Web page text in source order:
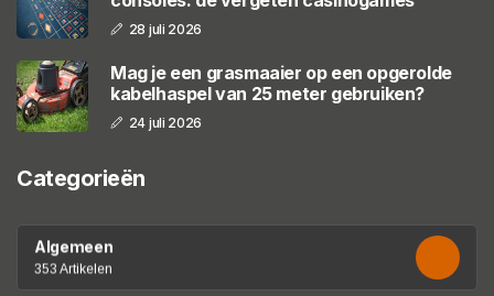
28 juli 2026
Mag je een grasmaaier op een opgerolde
kabelhaspel van 25 meter gebruiken?
24 juli 2026
Categorieën
Algemeen
353 Artikelen